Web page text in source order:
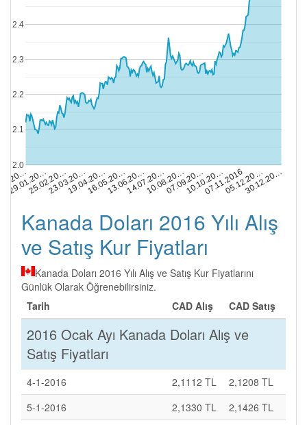
29.01.20…
25.02.20…23.03.20…19.04.20…16.05.20…13.06.20…14.07.20…10.08.20…07.09.20…10.10.20…
07.11.201605.12.20…
30.12.20…
2.0
2.1
2.2
2.3
2.4
Kanada Doları 2016 Yılı Alış
ve Satış Kur Fiyatları
Kanada Doları 2016 Yılı Alış ve Satış Kur Fiyatlarını
Günlük Olarak Öğrenebilirsiniz.
Tarih
CAD Alış CAD Satış
2016 Ocak Ayı Kanada Doları Alış ve
Satış Fiyatları
4-1-2016 2,1112 TL
2,1208 TL
5-1-2016
2,1330 TL
2,1426 TL